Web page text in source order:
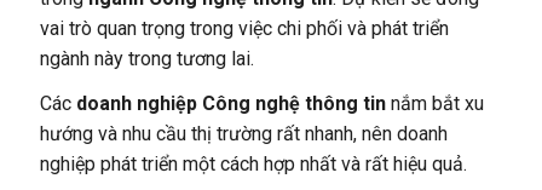
vai trò quan trọng trong việc chi phối và phát triển
ngành này trong tương lai.
Các doanh nghiệp Công nghệ thông tinnắm bắt xu
hướng và nhu cầu thị trường rất nhanh, nên doanh
nghiệp phát triển một cách hợp nhất và rất hiệu quả.